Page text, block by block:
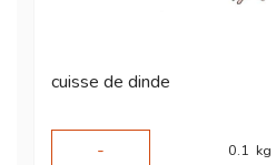
cuisse de dinde
-
0.1 kg